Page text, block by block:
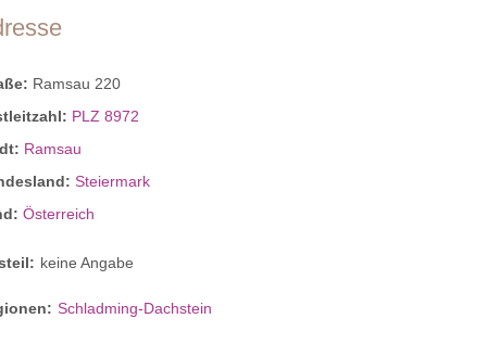
Ramsau 220
PLZ 8972
Ramsau
Steiermark
Österreich
keine Angabe
Schladming-Dachstein